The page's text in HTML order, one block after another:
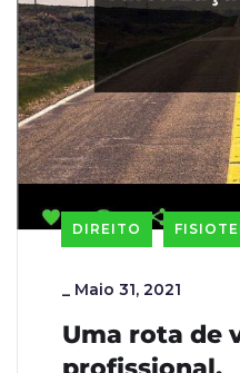
DIREITO
_ Maio 31, 2021
Uma rota de